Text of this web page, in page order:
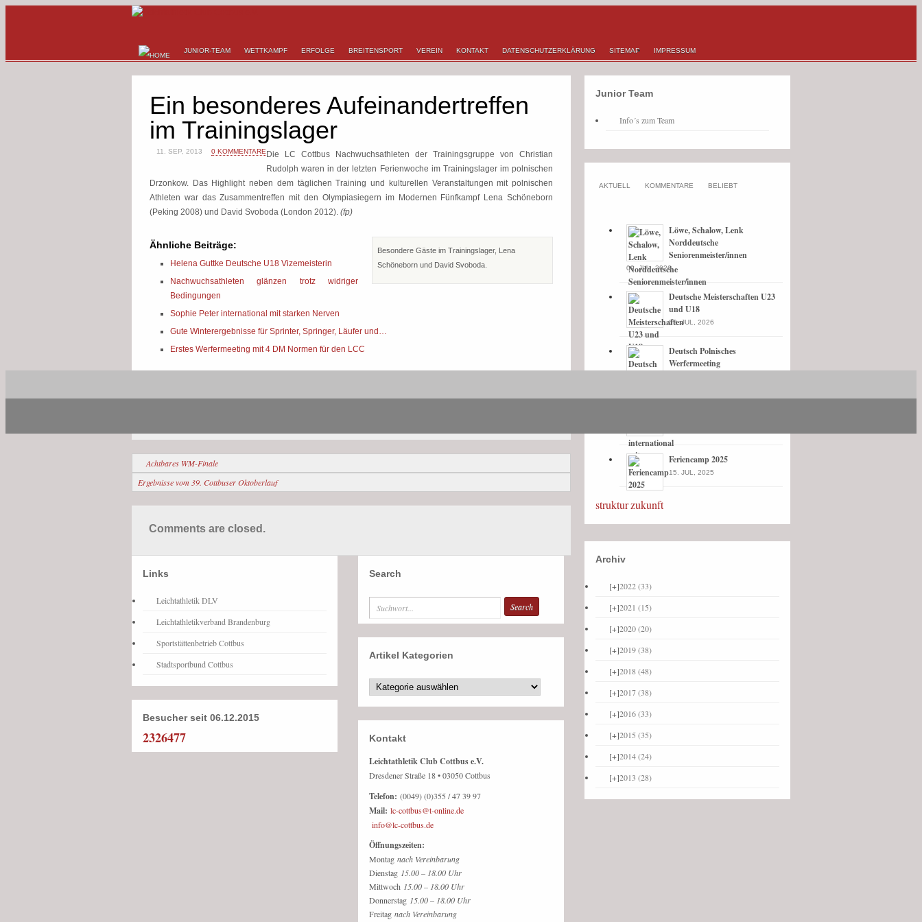
JUNIOR-TEAM WETTKAMPF ERFOLGE BREITENSPORT VEREIN KONTAKT DATENSCHUTZERKLÄRUNG SITEMAP IMPRESSUM
Ein besonderes Aufeinandertreffen
im Trainingslager
11. SEP, 2013 0 KOMMENTARE Die LC Cottbus Nachwuchsathleten der Trainingsgruppe von Christian
Rudolph waren in der letzten Ferienwoche im Trainingslager im polnischen
Drzonkow. Das Highlight neben dem täglichen Training und kulturellen Veranstaltungen mit polnischen
Athleten war das Zusammentreffen mit den Olympiasiegern im Modernen Fünfkampf Lena Schöneborn
(Peking 2008) und David Svoboda (London 2012). (fp)
Besondere Gäste im Trainingslager, Lena
Schöneborn und David Svoboda.
Ähnliche Beiträge:
Helena Guttke Deutsche U18 Vizemeisterin
Nachwuchsathleten glänzen trotz widriger
Bedingungen
Sophie Peter international mit starken Nerven
Gute Winterergebnisse für Sprinter, Springer, Läufer und…
Erstes Werfermeeting mit 4 DM Normen für den LCC
Achtbares WM-Finale
Ergebnisse vom 39. Cottbuser Oktoberlauf
Comments are closed.
Junior Team
Info´s zum Team
AKTUELL KOMMENTARE BELIEBT
Löwe, Schalow, Lenk
Norddeutsche
Seniorenmeister/innen
09. JUL, 2026
Deutsche Meisterschaften U23
und U18
09. JUL, 2026
Deutsch Polnisches
Werfermeeting
Feriencamp 2025
15. JUL, 2025
strukturzukunft
Archiv
[+]2022(33)
[+]2021 (15)
[+]2020(20)
[+]2019(38)
[+]2018(48)
[+]2017(38)
[+]2016(33)
[+]2015 (35)
[+]2014(24)
[+]2013 (28)
Links
Leichtathletik DLV
Leichtathletikverband Brandenburg
Sportstättenbetrieb Cottbus
Stadtsportbund Cottbus
Besucher seit 06.12.2015
2326477
Search
Artikel Kategorien
Kontakt
Leichtathletik Club Cottbus e.V.
Dresdener Straße 18 • 03050 Cottbus
Telefon: (0049) (0)355 / 47 39 97
Mail: lc-cottbus@t-online.de
info@lc-cottbus.de
Öffnungszeiten:
Montag nach Vereinbarung
Dienstag 15.00 – 18.00 Uhr
Mittwoch 15.00 – 18.00 Uhr
Donnerstag 15.00 – 18.00 Uhr
Freitag nach Vereinbarung